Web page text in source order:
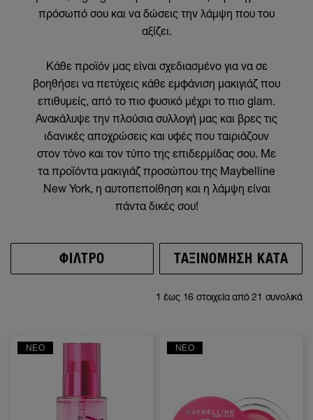
πρόσωπό σου και να δώσεις την λάμψη που του
αξίζει.
Κάθε προϊόν μας είναι σχεδιασμένο για να σε
βοηθήσει να πετύχεις κάθε εμφάνιση μακιγιάζ που
επιθυμείς, από το πιο φυσικό μέχρι το πιο glam.
Ανακάλυψε την πλούσια συλλογή μας και βρες τις
ιδανικές αποχρώσεις και υφές που ταιριάζουν
στον τόνο και τον τύπο της επιδερμίδας σου. Με
τα προϊόντα μακιγιάζ προσώπου της Maybelline
New York, η αυτοπεποίθηση και η λάμψη είναι
πάντα δικές σου!
ΦΊΛΤΡΟ
1 έως 16 στοιχεία από21 συνολικά
ΤΑΞΙΝΟΜΗΣΗ ΚΑΤΆ
ΝΈΟ ΝΈΟ